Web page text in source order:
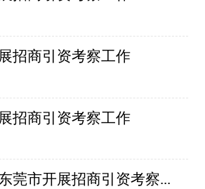
招商引资考察工作
招商引资考察工作
莞市开展招商引资考察...